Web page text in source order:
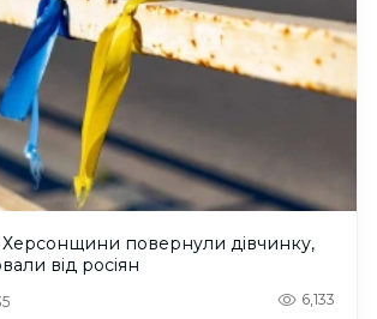
Херсонщини повернули дівчинку,
від росіян
6,133